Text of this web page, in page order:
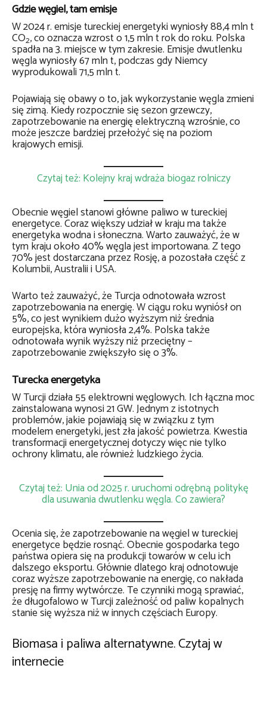
Gdzie węgiel, tam emisje
W 2024 r. emisje tureckiej energetyki wyniosły 88,4 mln t
CO2, co oznacza wzrost o 1,5 mln t rok do roku. Polska
spadła na 3. miejsce w tym zakresie. Emisje dwutlenku
węgla wyniosły 67 mln t, podczas gdy Niemcy
wyprodukowali 71,5 mln t.
Pojawiają się obawy o to, jak wykorzystanie węgla zmieni
się zimą. Kiedy rozpocznie się sezon grzewczy,
zapotrzebowanie na energię elektryczną wzrośnie, co
może jeszcze bardziej przełożyć się na poziom
krajowych emisji.
Czytaj też: Kolejny kraj wdraża biogaz rolniczy
Obecnie węgiel stanowi główne paliwo w tureckiej
energetyce. Coraz większy udział w kraju ma także
energetyka wodna i słoneczna. Warto zauważyć, że w
tym kraju około 40% węgla jest importowana. Z tego
70% jest dostarczana przez Rosję, a pozostała część z
Kolumbii, Australii i USA.
Warto też zauważyć, że Turcja odnotowała wzrost
zapotrzebowania na energię. W ciągu roku wyniósł on
5%, co jest wynikiem dużo wyższym niż średnia
europejska, która wyniosła 2,4%. Polska także
odnotowała wynik wyższy niż przeciętny –
zapotrzebowanie zwiększyło się o 3%.
Turecka energetyka
W Turcji działa 55 elektrowni węglowych. Ich łączna moc
zainstalowana wynosi 21 GW. Jednym z istotnych
problemów, jakie pojawiają się w związku z tym
modelem energetyki, jest zła jakość powietrza. Kwestia
transformacji energetycznej dotyczy więc nie tylko
ochrony klimatu, ale również ludzkiego życia.
Czytaj też: Unia od 2025 r. uruchomi odrębną politykę
dla usuwania dwutlenku węgla. Co zawiera?
Ocenia się, że zapotrzebowanie na węgiel w tureckiej
energetyce będzie rosnąć. Obecnie gospodarka tego
państwa opiera się na produkcji towarów w celu ich
dalszego eksportu. Głównie dlatego kraj odnotowuje
coraz wyższe zapotrzebowanie na energię, co nakłada
presję na firmy wytwórcze. Te czynniki mogą sprawiać,
że długofalowo w Turcji zależność od paliw kopalnych
stanie się wyższa niż w innych częściach Europy.
Biomasa i paliwa alternatywne. Czytaj w
internecie